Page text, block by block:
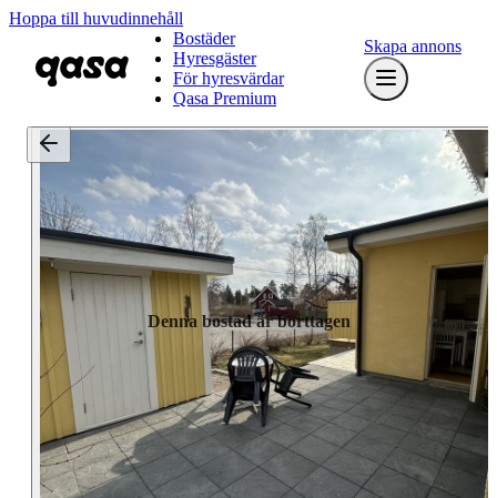
Hoppa till huvudinnehåll
Bostäder
Hyresgäster
För hyresvärdar
Qasa Premium
Skapa annons
Denna bostad är borttagen